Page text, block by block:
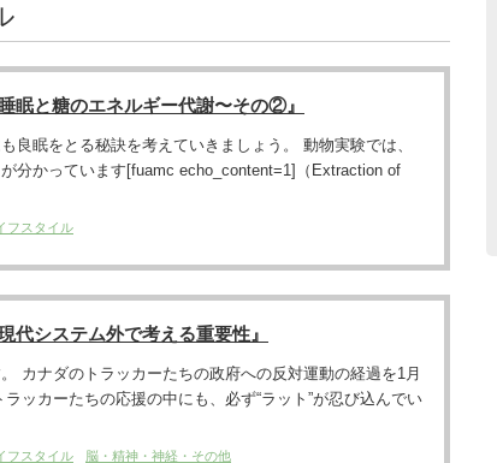
と糖のエネルギー代謝〜その②』
良眠をとる秘訣を考えていきましょう。 動物実験では、
分かっています[fuamc echo_content=1]（Extraction of
フスタイル
システム外で考える重要性』
カナダのトラッカーたちの政府への反対運動の経過を1月
ッカーたちの応援の中にも、必ず“ラット”が忍び込んでい
フスタイル 脳・精神・神経・その他